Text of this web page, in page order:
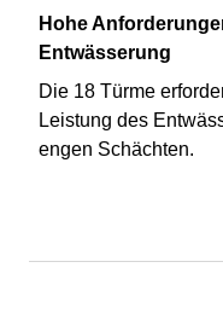
Hohe
Entwässerung
Die 18 Türme
Leistung des
engen Schächten.